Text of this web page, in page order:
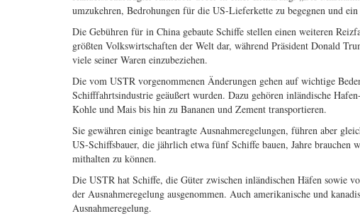
umzukehren, Bedrohungen für die US-Lieferkette zu begegnen und
Die Gebühren für in China gebaute Schiffe stellen einen weiteren
größten Volkswirtschaften der Welt dar, während Präsident Donald
viele seiner Waren einzubeziehen.
Die vom USTR vorgenommenen Änderungen gehen auf wichtige
Schifffahrtsindustrie geäußert wurden. Dazu gehören inländische
Kohle und Mais bis hin zu Bananen und Zement transportieren.
Sie gewähren einige beantragte Ausnahmeregelungen, führen aber
US-Schiffsbauer, die jährlich etwa fünf Schiffe bauen, Jahre
mithalten zu können.
Die USTR hat Schiffe, die Güter zwischen inländischen Häfen sowie
der Ausnahmeregelung ausgenommen. Auch amerikanische und
Ausnahmeregelung.